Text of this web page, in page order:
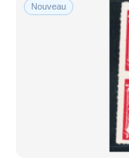
Nouveau